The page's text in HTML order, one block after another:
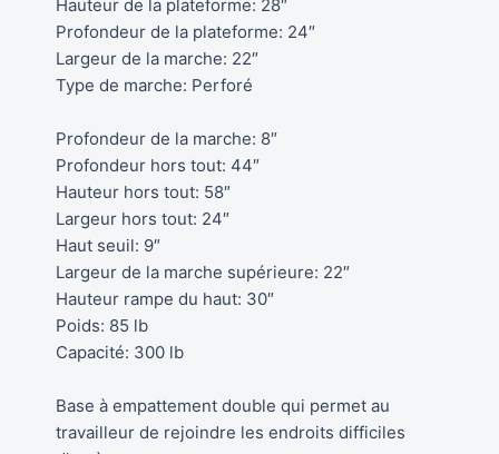
Hauteur de la plateforme: 28″
Profondeur de la plateforme: 24″
Largeur de la marche: 22″
Type de marche: Perforé
Profondeur de la marche: 8″
Profondeur hors tout: 44″
Hauteur hors tout: 58″
Largeur hors tout: 24″
Haut seuil: 9″
Largeur de la marche supérieure: 22″
Hauteur rampe du haut: 30″
Poids: 85 lb
Capacité: 300 lb
Base à empattement double qui permet au
travailleur de rejoindre les endroits difficiles